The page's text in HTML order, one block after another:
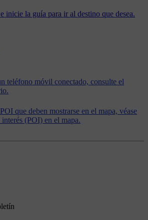
teléfono móvil conectado, consulte el
que deben mostrarse en el mapa, véase
interés (POI) en el mapa.
inicie la guía para ir al destino que desea.